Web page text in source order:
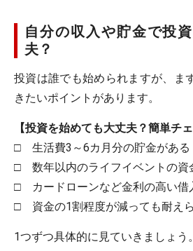
自分の収入や貯金で投
夫？
投資は誰でも始められますが、ま
きたいポイントがあります。
【投資を始めても大丈夫？簡単チ
□ 生活費3～6カ月分の貯金がある
□ 数年以内のライフイベントの資
□ カードローンなど金利の高い借
□ 資金の1割程度が減っても耐え
1つずつ具体的に見ていきましょう。